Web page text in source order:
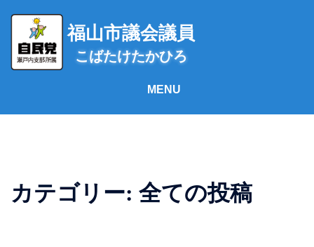
ス
福山市議会議員
こばたけたかひろ
カテゴリー: 全ての投稿